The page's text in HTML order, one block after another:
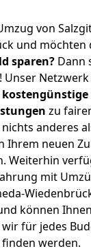
von
und möchten
sparen? Dann
Unser
kostengünstige
zu
anderes
Ihrem neuen
Weiterhin
mit
können
für jedes
werden.